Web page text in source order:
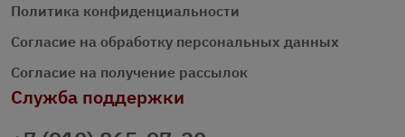
Политика конфиденциальности
Согласие на обработку персональных данных
Согласие на получение рассылок
Служба поддержки